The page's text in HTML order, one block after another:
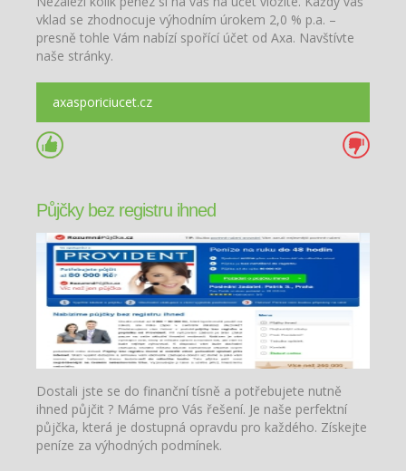
vklad se zhodnocuje výhodním úrokem 2,0 % p.a. –
presně tohle Vám nabízí spořící účet od Axa. Navštívte
naše stránky.
axasporiciucet.cz
Půjčky bez registru ihned
Dostali jste se do finanční tísně a potřebujete nutně
ihned půjčit ? Máme pro Vás řešení. Je naše perfektní
půjčka, která je dostupná opravdu pro každého. Získejte
peníze za výhodných podmínek.